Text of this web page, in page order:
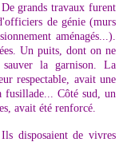
grands travaux furent
de génie (murs
aménagés...).
Un puits, dont on ne
sauver la garnison. La
respectable, avait une
fusillade... Côté sud, un
avait été renforcé.
disposaient de vivres